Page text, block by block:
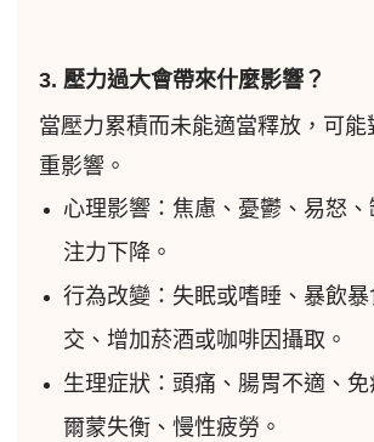
3. 壓力過大會帶來什麼影響？
當壓力累積而未能適當釋放，可能
重影響。
心理影響：焦慮、憂鬱、易怒
注力下降。
行為改變：失眠或嗜睡、暴飲
交、增加菸酒或咖啡因攝取。
生理症狀：頭痛、腸胃不適、
爾蒙失衡、慢性疲勞。